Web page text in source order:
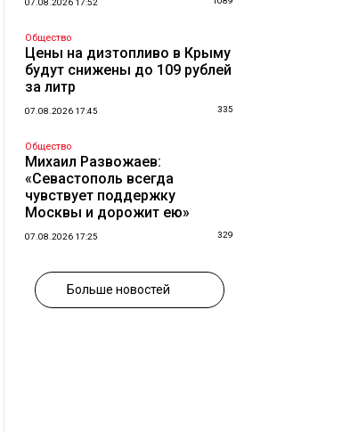
07.08.2026 17:52
Общество
Цены на дизтопливо в Крыму
будут снижены до 109 рублей
за литр
07.08.2026 17:45 335
Общество
Михаил Развожаев:
«Севастополь всегда
чувствует поддержку
Москвы и дорожит ею»
07.08.2026 17:25 329
Больше новостей